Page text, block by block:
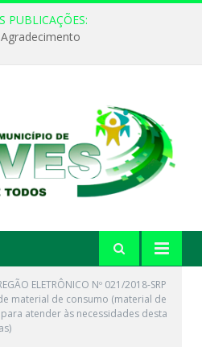
PUBLICAÇÕES:
ELETRÔNICO Nº 021/2018-SRP
material de consumo (material de
para atender às necessidades desta